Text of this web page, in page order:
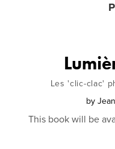
Les 'clic-clac'
by
This book will be